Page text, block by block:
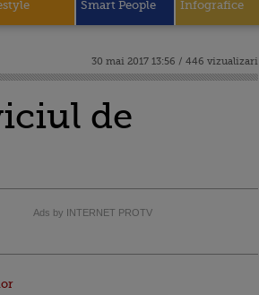
Smart People Infografice
30 mai 2017 13:56 / 446 vizualizari
de
Ads by INTERNET PROTV